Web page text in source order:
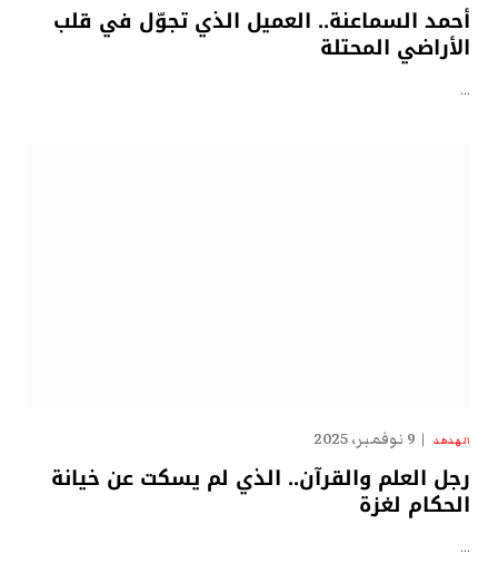
أحمد السماعنة.. العميل الذي تجوّل في قلب
الأراضي المحتلة
…
الهدهد 9 نوفمبر، 2025
رجل العلم والقرآن.. الذي لم يسكت عن خيانة
الحكام لغزة
…